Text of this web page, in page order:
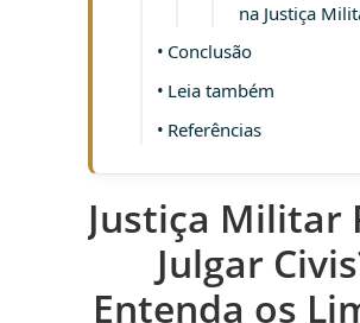
na Justiça
Conclusão
Leia também
Referências
Justiça Militar
Julgar
Entenda os